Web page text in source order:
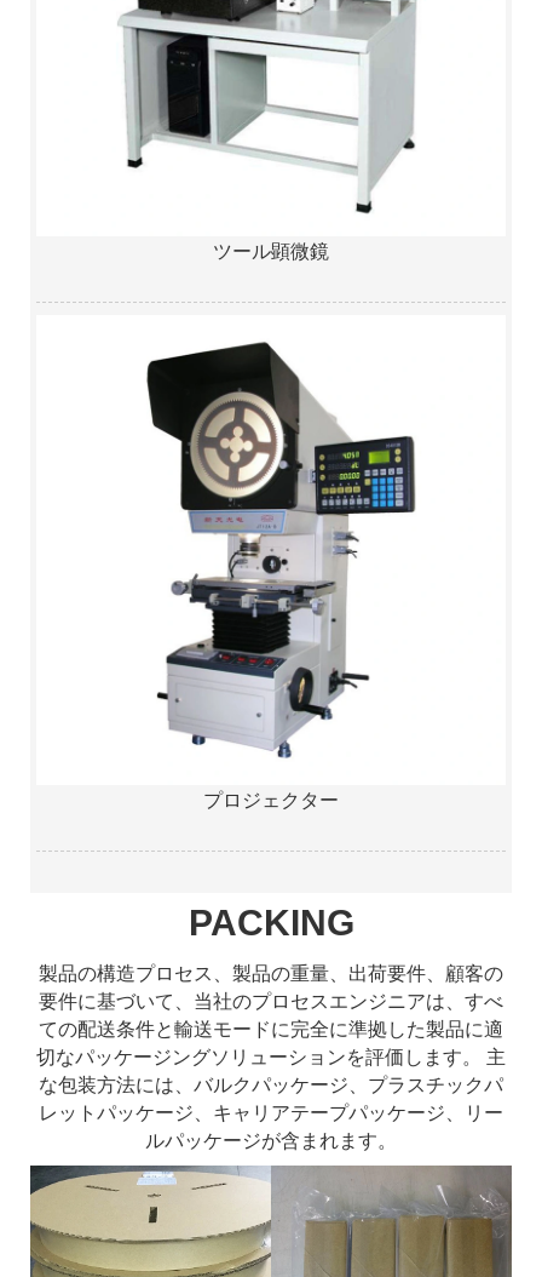
ツール顕微鏡
プロジェクター
PACKING
製品の構造プロセス、製品の重量、出荷要件、顧客の
要件に基づいて、当社のプロセスエンジニアは、すべ
ての配送条件と輸送モードに完全に準拠した製品に適
切なパッケージングソリューションを評価します。 主
な包装方法には、バルクパッケージ、プラスチックパ
レットパッケージ、キャリアテープパッケージ、リー
ルパッケージが含まれます。